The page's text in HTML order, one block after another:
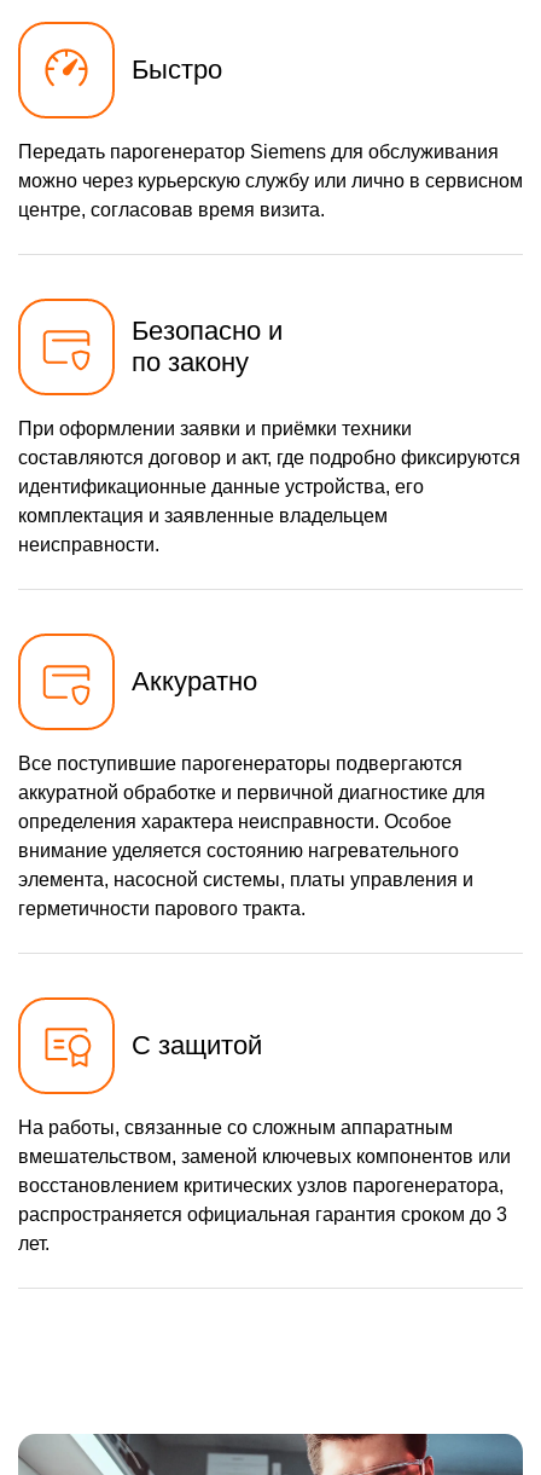
Быстро
Передать парогенератор Siemens для обслуживания
можно через курьерскую службу или лично в сервисном
центре, согласовав время визита.
Безопасно и
по закону
При оформлении заявки и приёмки техники
составляются договор и акт, где подробно фиксируются
идентификационные данные устройства, его
комплектация и заявленные владельцем
неисправности.
Аккуратно
Все поступившие парогенераторы подвергаются
аккуратной обработке и первичной диагностике для
определения характера неисправности. Особое
внимание уделяется состоянию нагревательного
элемента, насосной системы, платы управления и
герметичности парового тракта.
С защитой
На работы, связанные со сложным аппаратным
вмешательством, заменой ключевых компонентов или
восстановлением критических узлов парогенератора,
распространяется официальная гарантия сроком до 3
лет.